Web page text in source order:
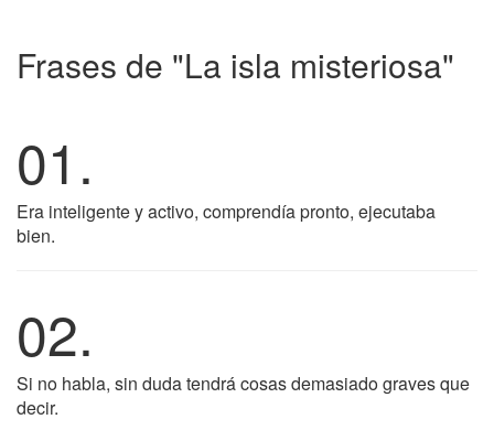
Frases de "La isla misteriosa"
01.
Era inteligente y activo, comprendía pronto, ejecutaba
bien.
02.
Si no habla, sin duda tendrá cosas demasiado graves que
decir.